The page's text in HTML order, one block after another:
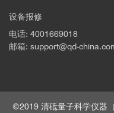
设备报修
电话: 4001669018
邮箱: support@qd-
©2019 清砥量子科学仪器